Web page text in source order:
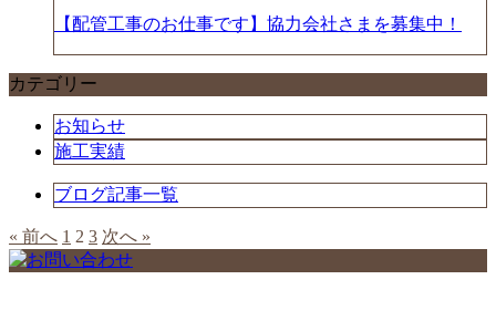
【配管工事のお仕事です】協力会社さまを募集中！
カテゴリー
お知らせ
施工実績
ブログ記事一覧
« 前へ 1 2 3 次へ »